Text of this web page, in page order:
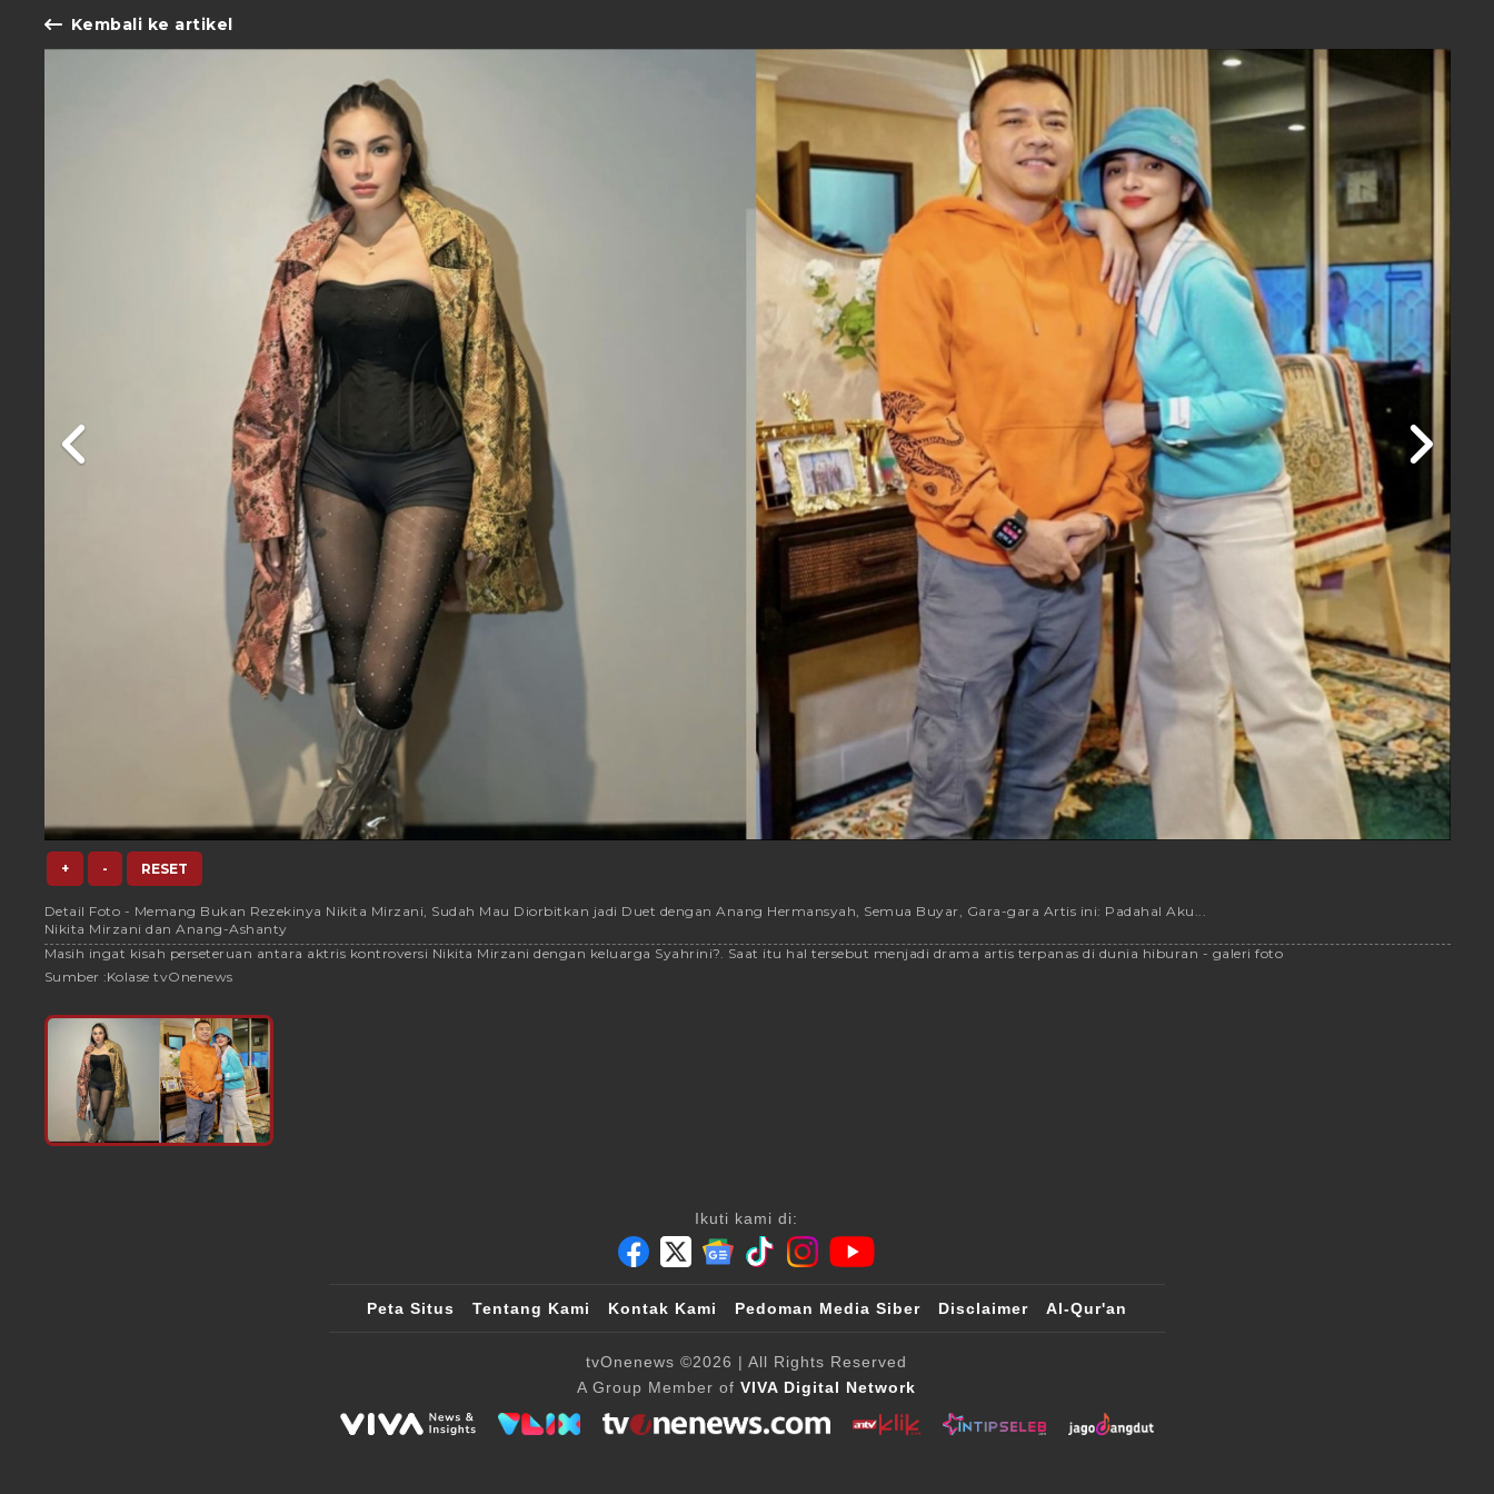
Kembali ke artikel
+ - RESET
Detail Foto - Memang Bukan Rezekinya Nikita Mirzani, Sudah Mau Diorbitkan jadi Duet dengan Anang Hermansyah, Semua Buyar, Gara-gara Artis ini: Padahal Aku...
Nikita Mirzani dan Anang-Ashanty
Masih ingat kisah perseteruan antara aktris kontroversi Nikita Mirzani dengan keluarga Syahrini?. Saat itu hal tersebut menjadi drama artis terpanas di dunia hiburan - galeri foto
Sumber :Kolase tvOnenews
Ikuti kami di:
Peta Situs Tentang Kami Kontak Kami Pedoman Media Siber Disclaimer Al-Qur'an
tvOnenews ©2026 | All Rights Reserved
A Group Member ofVIVA Digital Network